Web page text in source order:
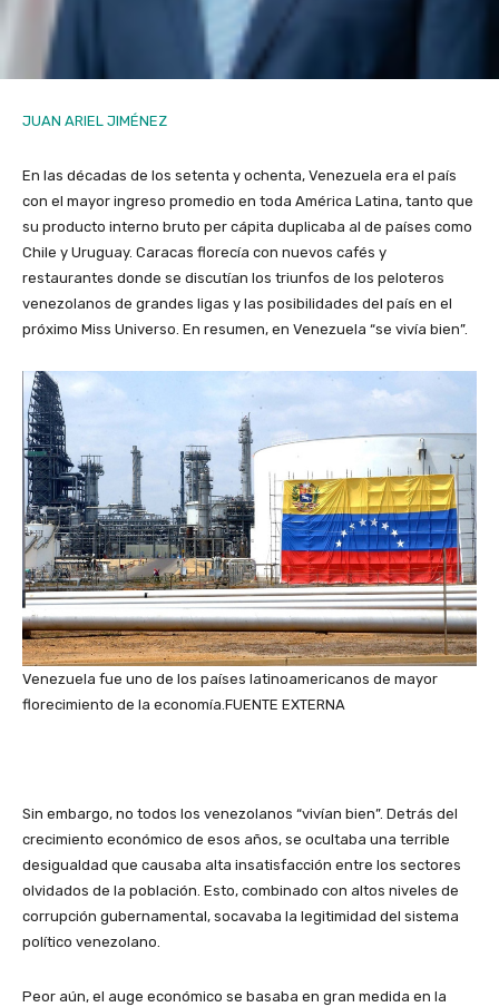
JUAN ARIEL JIMÉNEZ
En las décadas de los setenta y ochenta, Venezuela era el país
con el mayor ingreso promedio en toda América Latina, tanto que
su producto interno bruto per cápita duplicaba al de países como
Chile y Uruguay. Caracas florecía con nuevos cafés y
restaurantes donde se discutían los triunfos de los peloteros
venezolanos de grandes ligas y las posibilidades del país en el
próximo Miss Universo. En resumen, en Venezuela “se vivía bien”.
Venezuela fue uno de los países latinoamericanos de mayor
florecimiento de la economía.FUENTE EXTERNA
Sin embargo, no todos los venezolanos “vivían bien”. Detrás del
crecimiento económico de esos años, se ocultaba una terrible
desigualdad que causaba alta insatisfacción entre los sectores
olvidados de la población. Esto, combinado con altos niveles de
corrupción gubernamental, socavaba la legitimidad del sistema
político venezolano.
Peor aún, el auge económico se basaba en gran medida en la